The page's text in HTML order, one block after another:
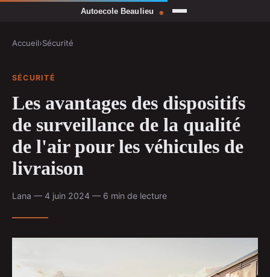
Accueil›Sécurité
SÉCURITÉ
Les avantages des dispositifs
de surveillance de la qualité
de l'air pour les véhicules de
livraison
Lana — 4 juin 2024 — 6 min de lecture